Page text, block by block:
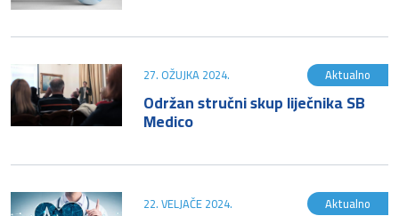
27. OŽUJKA 2024. Aktualno
Održan stručni skup liječnika SB
Medico
22. VELJAČE 2024. Aktualno